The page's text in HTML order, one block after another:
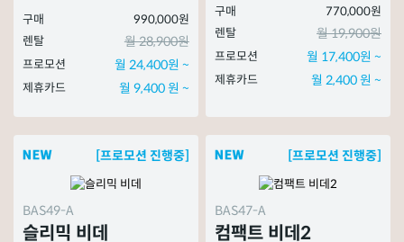
구매
990,000원
렌탈
월 28,900원
프로모션 월 24,400원 ~
제휴카드 월 9,400 원 ~
구매
770,000원
렌탈
월 19,900원
프로모션 월 17,400원 ~
제휴카드 월 2,400 원 ~
[프로모션 진행중]
BAS49-A
슬리믹 비데
[프로모션 진행중]
BAS47-A
컴팩트 비데2